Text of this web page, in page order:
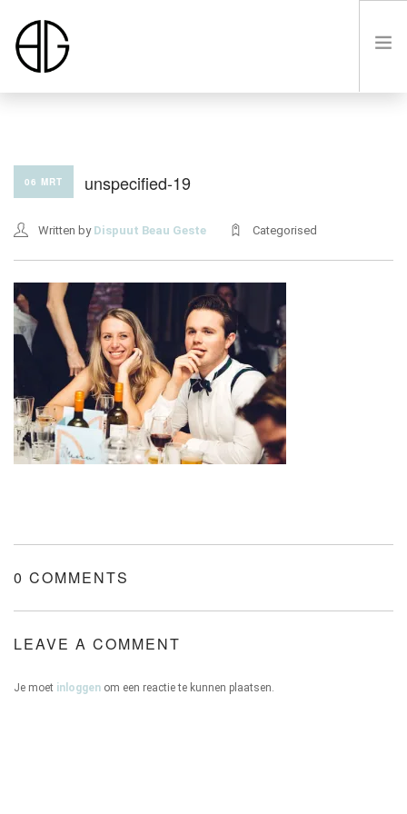
LUSTRUM VIII
LEDEN
CONTACT
06 MRT unspecified-19
Written by Dispuut Beau Geste Categorised
0 COMMENTS
LEAVE A COMMENT
Je moet inloggen om een reactie te kunnen plaatsen.